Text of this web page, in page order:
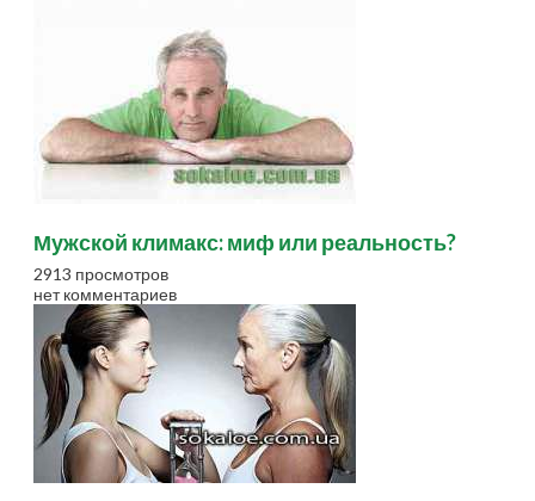
Мужской климакс: миф или реальность?
2913 просмотров
нет комментариев